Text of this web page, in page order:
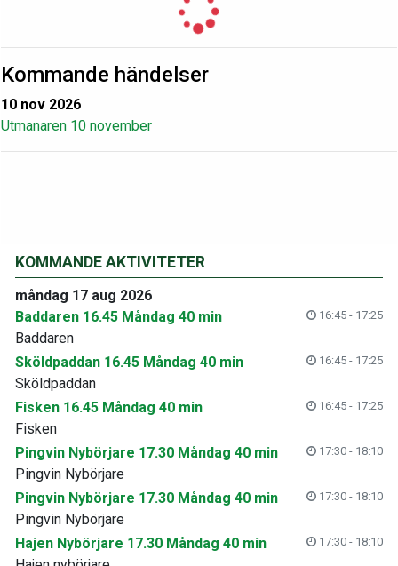
Kommande händelser
10 nov 2026
Utmanaren 10 november
KOMMANDE AKTIVITETER
måndag 17 aug 2026
Baddaren 16.45 Måndag 40 min
16:45 - 17:25
Baddaren
Sköldpaddan 16.45 Måndag 40 min
16:45 - 17:25
Sköldpaddan
Fisken 16.45 Måndag 40 min
16:45 - 17:25
Fisken
Pingvin Nybörjare 17.30 Måndag 40 min
17:30 - 18:10
Pingvin Nybörjare
Pingvin Nybörjare 17.30 Måndag 40 min
17:30 - 18:10
Pingvin Nybörjare
Hajen Nybörjare 17.30 Måndag 40 min
17:30 - 18:10